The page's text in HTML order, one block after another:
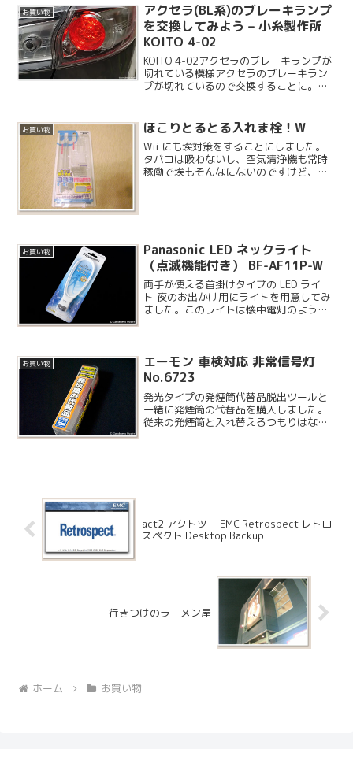
お買い物
アクセラ(BL系)のブレーキランプ
を交換してみよう – 小糸製作所
KOITO 4-02
KOITO 4-02アクセラのブレーキランプが
切れている模様アクセラのブレーキラン
プが切れているので交換することに。先
お買い物 ほこりとるとる入れま栓！W
Wii にも埃対策をすることにしました。
タバコは吸わないし、空気清浄機も常時
稼働で埃もそんなにないのですけど、い
お買い物
Panasonic LED ネックライト
（点滅機能付き） BF-AF11P-W
両手が使える首掛けタイプの LED ライ
ト 夜のお出かけ用にライトを用意してみ
ました。このライトは懐中電灯のように
プなので両手が使え...
お買い物
エーモン 車検対応 非常信号灯
No.6723
発光タイプの発煙筒代替品脱出ツールと
一緒に発煙筒の代替品を購入しました。
従来の発煙筒と入れ替えるつもりはな
act2 アクトツー EMC Retrospect レトロ
スペクト Desktop Backup
行きつけのラーメン屋
ホーム お買い物